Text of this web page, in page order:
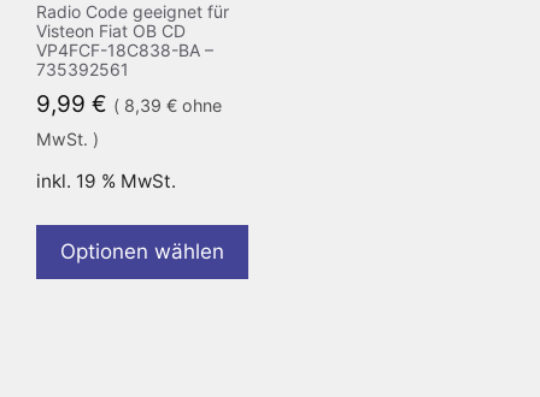
Radio Code geeignet für
Visteon Fiat OB CD
VP4FCF-18C838-BA –
735392561
9,99 € ( 8,39 € ohne
MwSt. )
inkl. 19 % MwSt.
Optionen wählen